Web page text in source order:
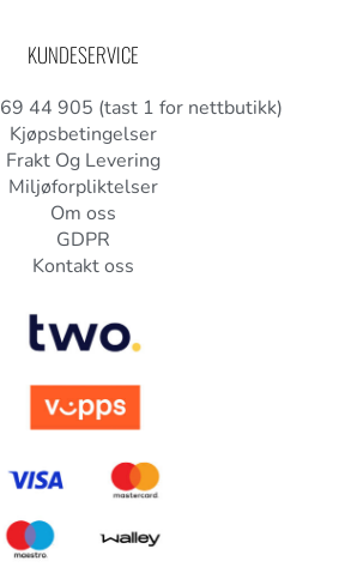
KUNDESERVICE
44 905 (tast 1 for nettbutikk)
Kjøpsbetingelser
Frakt Og Levering
Miljøforpliktelser
Om oss
GDPR
Kontakt oss